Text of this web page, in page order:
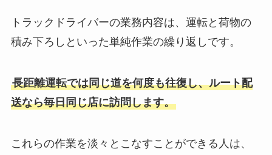
トラックドライバーの業務内容は、運転と荷物の
積み下ろしといった単純作業の繰り返しです。
長距離運転では同じ道を何度も往復し、ルート配
送なら毎日同じ店に訪問します。
これらの作業を淡々とこなすことができる人は、